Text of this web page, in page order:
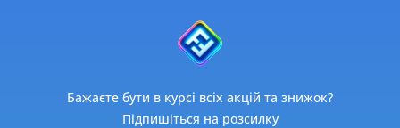
Бажаєте бути в курсі всіх акцій та знижок?
Підпишіться на розсилку